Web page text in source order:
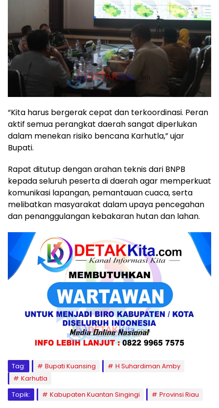
“Kita harus bergerak cepat dan terkoordinasi. Peran
aktif semua perangkat daerah sangat diperlukan
dalam menekan risiko bencana Karhutla,” ujar
Bupati.
Rapat ditutup dengan arahan teknis dari BNPB
kepada seluruh peserta di daerah agar memperkuat
komunikasi lapangan, pemantauan cuaca, serta
melibatkan masyarakat dalam upaya pencegahan
dan penanggulangan kebakaran hutan dan lahan.
Tag: Bupati Kuansing
H Suhardiman Amby
Karhutla
Topik:
Kabupaten Kuantan Singingi Provinsi Riau